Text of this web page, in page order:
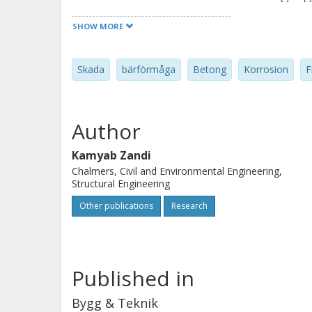
osäkerheten i
armeringens seghet.
SHOW MORE
Skada bärförmåga Betong Korrosion
Author
Kamyab Zandi
Chalmers, Civil and Environmental Engineering,
Structural Engineering
Other publications Research
Published in
Bygg & Teknik